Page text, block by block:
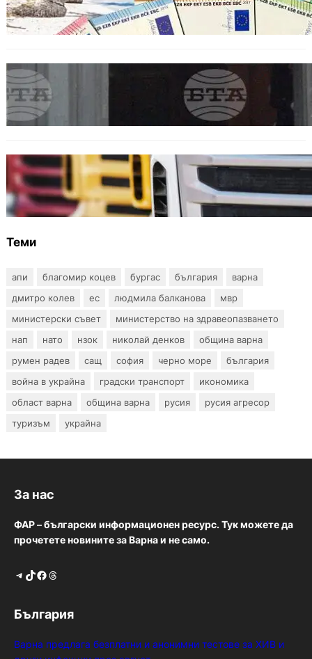
етикетите ще са само в евро.
Варна отбелязва 147 години от създаването
на Военноморските сили
БЪЛГАРИЯ
Нови ограничения за камионите над 12
тона по ключови пътища през август
Теми
апи благомир коцев бургас българия
варна
дмитро колев
ес людмила балканова
мвр
министерски съвет
министерство на здравеопазването
нап
нато нзок николай денков
община варна
румен радев
сащ софия черно море
българия
война в украйна
градски транспорт
икономика
област варна
община варна русия
русия агресор
туризъм
украйна
За нас
ФАР – български информационен ресурс. Тук можете да
прочетете новините за Варна и не само.
Telegram TikTok Facebook Threads
България
Варна предлага безплатни и анонимни тестове за ХИВ и